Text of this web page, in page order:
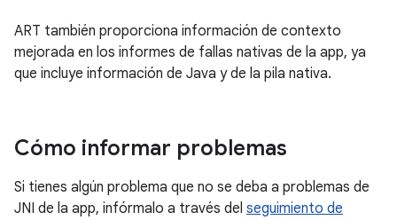
ART también proporciona información de contexto
mejorada en los informes de fallas nativas de la app, ya
que incluye información de Java y de la pila nativa.
Cómo informar problemas
Si tienes algún problema que no se deba a problemas de
JNI de la app, infórmalo a través del seguimiento de